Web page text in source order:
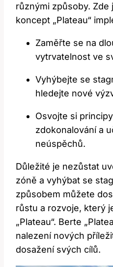
různými způsoby. Zde
koncept „Plateau“
Zaměřte se na
vytrvatelnost ⁤ve
Vyhýbejte se
hledejte ⁣nové
Osvojte si
zdokonalování a
neúspěchů.
Důležité je nezůstat
zóně a vyhýbat se
způsobem můžete
růstu a rozvoje, který
„Plateau“. Berte⁢
nalezení nových
dosažení⁣ svých cílů.